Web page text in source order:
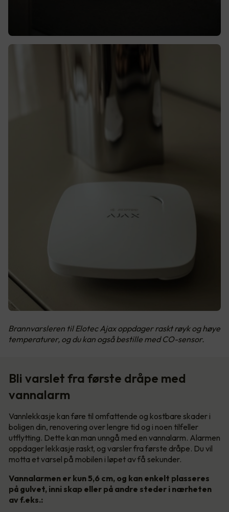
Brannvarsleren til Elotec Ajax oppdager raskt røyk og høye
temperaturer, og du kan også bestille med CO-sensor.
Bli varslet fra første dråpe med
vannalarm
Vannlekkasje kan føre til omfattende og kostbare skader i
boligen din, renovering over lengre tid og i noen tilfeller
utflytting. Dette kan man unngå med en vannalarm. Alarmen
oppdager lekkasje raskt, og varsler fra første dråpe. Du vil
motta et varsel på mobilen i løpet av få sekunder.
Vannalarmen er kun 5,6 cm, og kan enkelt plasseres
på gulvet, inni skap eller på andre steder i nærheten
av f.eks.: